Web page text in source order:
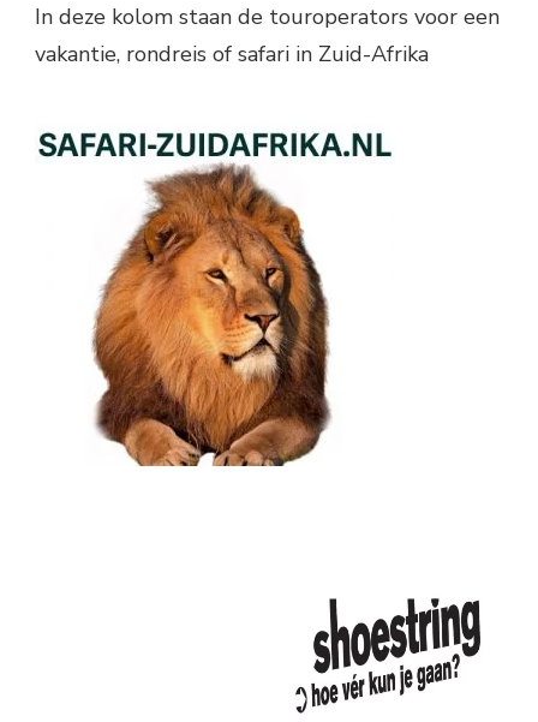
In deze kolom staan de touroperators voor een
vakantie, rondreis of safari in Zuid-Afrika